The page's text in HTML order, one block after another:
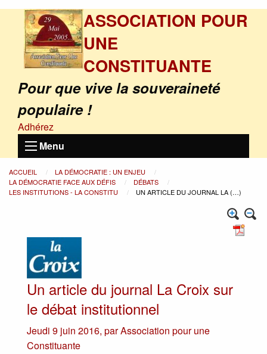
ASSOCIATION POUR
UNE
CONSTITUANTE
Pour que vive la souveraineté
populaire !
Adhérez
Menu
ACCUEIL
LA DÉMOCRATIE : UN ENJEU
LA DÉMOCRATIE FACE AUX DÉFIS
DÉBATS
LES INSTITUTIONS - LA CONSTITU
UN ARTICLE DU JOURNAL LA (…)
Un article du journal La Croix sur
le débat institutionnel
Jeudi 9 juin 2016, parAssociation pour une
Constituante